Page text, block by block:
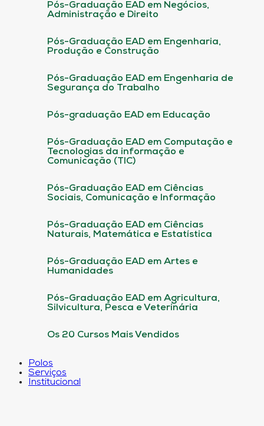
Pós-Graduação EAD em Negócios,
Administração e Direito
Pós-Graduação EAD em Engenharia,
Produção e Construção
Pós-Graduação EAD em Engenharia de
Segurança do Trabalho
Pós-graduação EAD em Educação
Pós-Graduação EAD em Computação e
Tecnologias da informação e
Comunicação (TIC)
Pós-Graduação EAD em Ciências
Sociais, Comunicação e Informação
Pós-Graduação EAD em Ciências
Naturais, Matemática e Estatística
Pós-Graduação EAD em Artes e
Humanidades
Pós-Graduação EAD em Agricultura,
Silvicultura, Pesca e Veterinária
Os 20 Cursos Mais Vendidos
Polos
Serviços
Institucional